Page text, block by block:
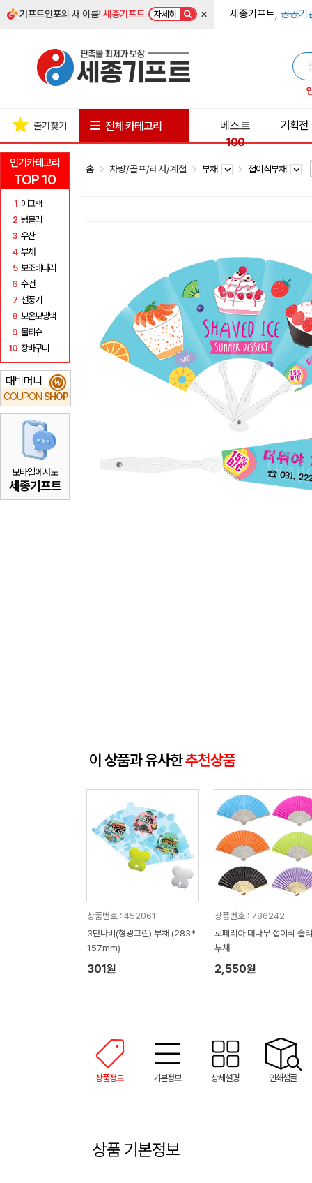
기프트인포의 새 이름!세종기프트 자세히 × 세종기프트, 공공기
인기카테고리
TOP 10
1 에코백
2 텀블러
3 우산
4 부채
5 보조배터리
6 수건
7 선풍기
8 보온보냉백
9 물티슈
10 장바구니
대박머니
COUPON SHOP
₩
모바일에서도
세종기프트
즐겨찾기 전체 카테고리
베스트
100
기획전
홈 차량/골프/레저/계절 부채 접이식부채
이 상품과 유사한추천상품
상품번호 : 452061
3단나비(형광그린) 부채 (283*
157mm)
301원
상품번호 : 786242
로페리아 대나무 접이식 솔
부채
2,550원
상품정보 기본정보 상세설명 인쇄샘플
상품 기본정보